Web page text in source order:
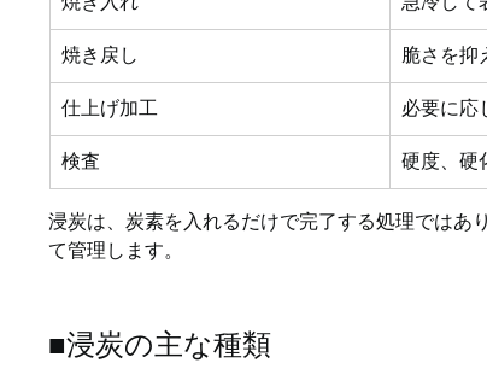
焼き戻し 脆さを抑
仕上げ加工 必要に応
検査 硬度、硬
浸炭は、炭素を入れるだけで完了する処理ではあ
て管理します。
■浸炭の主な種類